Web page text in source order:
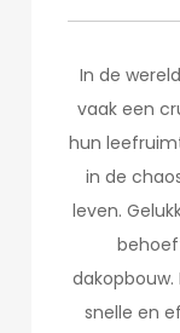
In de
vaak een
hun
in de
leven.
snelle en